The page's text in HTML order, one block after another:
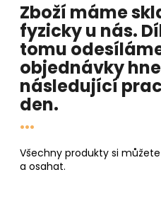
Zboží máme
fyzicky u nás.
tomu
objednávky
následující
den.
...
Všechny produkty si
a osahat.